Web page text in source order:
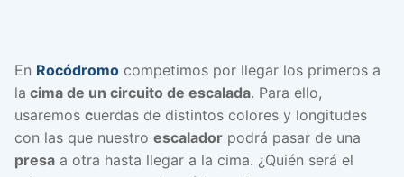
En Rocódromo competimos por llegar los primeros a
la cima de un circuito de escalada. Para ello,
usaremos cuerdas de distintos colores y longitudes
con las que nuestro escalador podrá pasar de una
presa a otra hasta llegar a la cima. ¿Quién será el